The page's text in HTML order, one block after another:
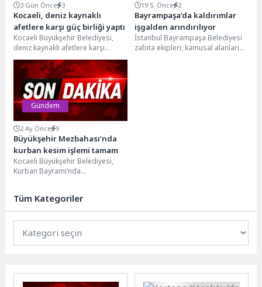
3 Gün Önce 3
Kocaeli, deniz kaynaklı
afetlere karşı güç birliği yaptı
Kocaeli Büyükşehir Belediyesi,
deniz kaynaklı afetlere karşı
hazırlık seviyesini artırıyor. Bu
kapsamda “Adalar Deniz
Senaryolu...
19 S. Önce 2
Bayrampaşa’da kaldırımlar
işgalden arındırılıyor
İstanbul Bayrampaşa Belediyesi
zabıta ekipleri, kamusal alanların
Gündem
2 Ay Önce 9
Büyükşehir Mezbahası’nda
kurban kesim işlemi tamam
Kocaeli Büyükşehir Belediyesi,
Kurban Bayramı’nda
uygun şekilde...
Tüm Kategoriler